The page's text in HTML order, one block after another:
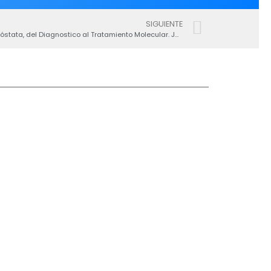
SIGUIENTE
Simposio internacional de Cáncer de Próstata, del Diagnostico al Tratamiento Molecular. Julio 25 y 26, Fundacion Valle de Lili, Cali, Colombia